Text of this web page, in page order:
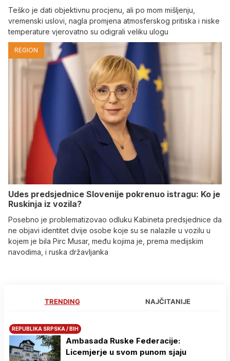
Teško je dati objektivnu procjenu, ali po mom mišljenju,
vremenski uslovi, nagla promjena atmosferskog pritiska i niske
temperature vjerovatno su odigrali veliku ulogu
REGION
Udes predsjednice Slovenije pokrenuo istragu: Ko je
Ruskinja iz vozila?
Posebno je problematizovao odluku Kabineta predsjednice da
ne objavi identitet dvije osobe koje su se nalazile u vozilu u
kojem je bila Pirc Musar, među kojima je, prema medijskim
navodima, i ruska državljanka
TRENDING NAJČITANIJE
REPUBLIKA SRPSKA / BIH
Ambasada Ruske Federacije:
Licemjerje u svom punom sjaju